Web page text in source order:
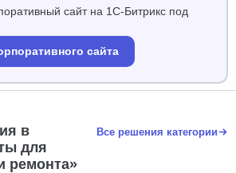
сайт на 1С-Битрикс под
сайта
в
для
ремонта»
Все решения категории